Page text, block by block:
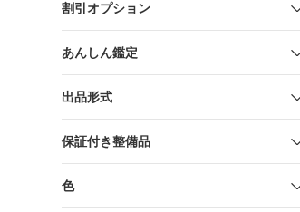
割引オプション
あんしん鑑定
出品形式
保証付き整備品
色